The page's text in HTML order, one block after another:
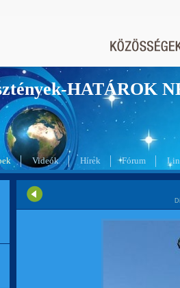
HATÁROK
Videók Hírek Fórum